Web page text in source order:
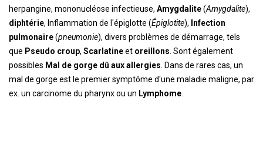
herpangine, mononucléose infectieuse, Amygdalite(Amygdalite),
diphtérie, Inflammation de l'épiglotte (Épiglotite), Infection
pulmonaire(pneumonie), divers problèmes de démarrage, tels
que Pseudo croup, Scarlatineet oreillons . Sont également
possibles Mal de gorge dû aux allergies . Dans de rares cas, un
mal de gorge est le premier symptôme d'une maladie maligne, par
ex. un carcinome du pharynx ou un Lymphome